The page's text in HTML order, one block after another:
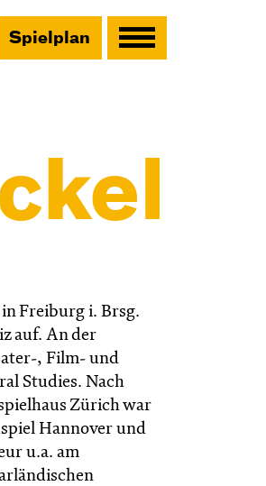
Spielplan
Freiburg i. Brsg.
auf. An der
, Film- und
Studies. Nach
Zürich war
Hannover und
u.a. am